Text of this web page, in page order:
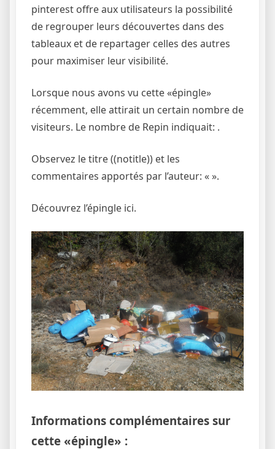
pinterest offre aux utilisateurs la possibilité
de regrouper leurs découvertes dans des
tableaux et de repartager celles des autres
pour maximiser leur visibilité.
Lorsque nous avons vu cette «épingle»
récemment, elle attirait un certain nombre de
visiteurs. Le nombre de Repin indiquait: .
Observez le titre ((notitle)) et les
commentaires apportés par l’auteur: «».
Découvrez l’épingle ici.
Informations complémentaires sur
cette «épingle» :